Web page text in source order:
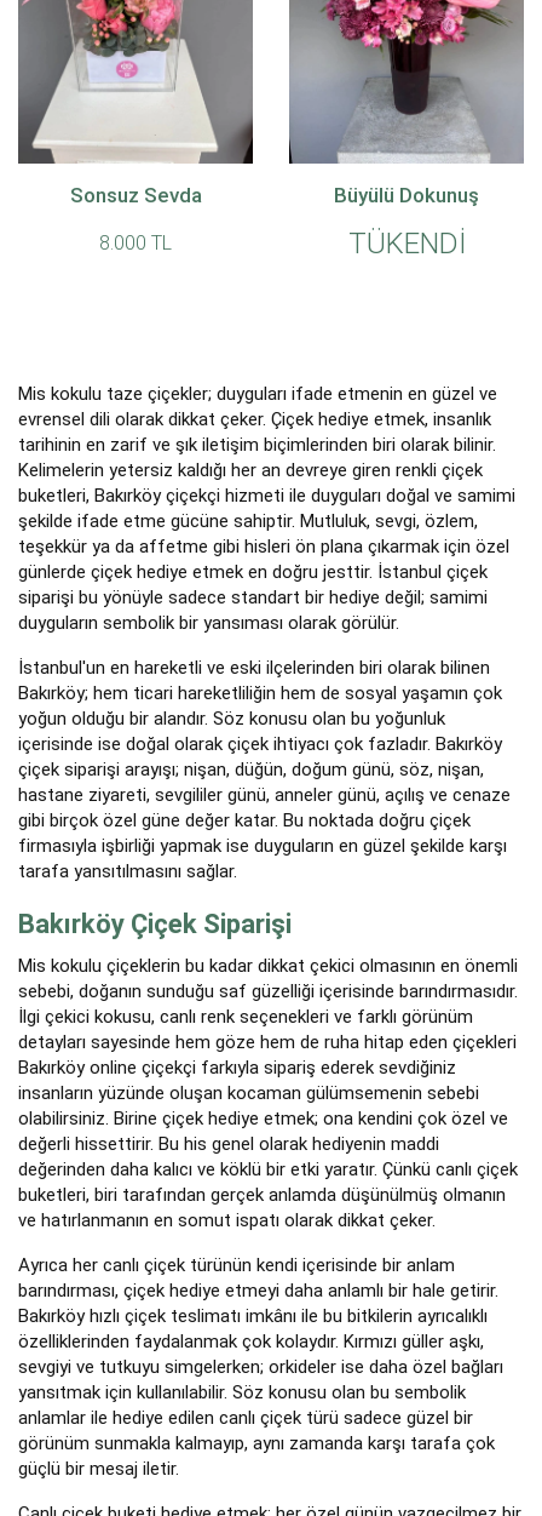
Sonsuz Sevda
8.000 TL
Büyülü Dokunuş
TÜKENDİ
Mis kokulu taze çiçekler; duyguları ifade etmenin en güzel ve
evrensel dili olarak dikkat çeker. Çiçek hediye etmek, insanlık
tarihinin en zarif ve şık iletişim biçimlerinden biri olarak bilinir.
Kelimelerin yetersiz kaldığı her an devreye giren renkli çiçek
buketleri, Bakırköy çiçekçi hizmeti ile duyguları doğal ve samimi
şekilde ifade etme gücüne sahiptir. Mutluluk, sevgi, özlem,
teşekkür ya da affetme gibi hisleri ön plana çıkarmak için özel
günlerde çiçek hediye etmek en doğru jesttir. İstanbul çiçek
siparişi bu yönüyle sadece standart bir hediye değil; samimi
duyguların sembolik bir yansıması olarak görülür.
İstanbul'un en hareketli ve eski ilçelerinden biri olarak bilinen
Bakırköy; hem ticari hareketliliğin hem de sosyal yaşamın çok
yoğun olduğu bir alandır. Söz konusu olan bu yoğunluk
içerisinde ise doğal olarak çiçek ihtiyacı çok fazladır. Bakırköy
çiçek siparişi arayışı; nişan, düğün, doğum günü, söz, nişan,
hastane ziyareti, sevgililer günü, anneler günü, açılış ve cenaze
gibi birçok özel güne değer katar. Bu noktada doğru çiçek
firmasıyla işbirliği yapmak ise duyguların en güzel şekilde karşı
tarafa yansıtılmasını sağlar.
Bakırköy Çiçek Siparişi
Mis kokulu çiçeklerin bu kadar dikkat çekici olmasının en önemli
sebebi, doğanın sunduğu saf güzelliği içerisinde barındırmasıdır.
İlgi çekici kokusu, canlı renk seçenekleri ve farklı görünüm
detayları sayesinde hem göze hem de ruha hitap eden çiçekleri
Bakırköy online çiçekçi farkıyla sipariş ederek sevdiğiniz
insanların yüzünde oluşan kocaman gülümsemenin sebebi
olabilirsiniz. Birine çiçek hediye etmek; ona kendini çok özel ve
değerli hissettirir. Bu his genel olarak hediyenin maddi
değerinden daha kalıcı ve köklü bir etki yaratır. Çünkü canlı çiçek
buketleri, biri tarafından gerçek anlamda düşünülmüş olmanın
ve hatırlanmanın en somut ispatı olarak dikkat çeker.
Ayrıca her canlı çiçek türünün kendi içerisinde bir anlam
barındırması, çiçek hediye etmeyi daha anlamlı bir hale getirir.
Bakırköy hızlı çiçek teslimatı imkânı ile bu bitkilerin ayrıcalıklı
özelliklerinden faydalanmak çok kolaydır. Kırmızı güller aşkı,
sevgiyi ve tutkuyu simgelerken; orkideler ise daha özel bağları
yansıtmak için kullanılabilir. Söz konusu olan bu sembolik
anlamlar ile hediye edilen canlı çiçek türü sadece güzel bir
görünüm sunmakla kalmayıp, aynı zamanda karşı tarafa çok
güçlü bir mesaj iletir.